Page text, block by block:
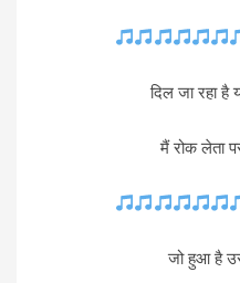
दिल जा रहा है
मैं रोक लेता
जो हुआ है